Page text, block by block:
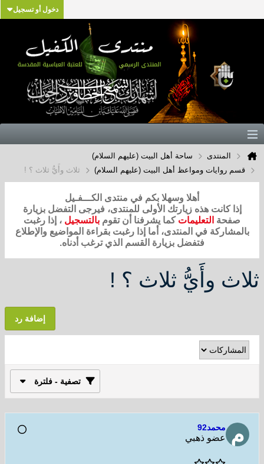
دخول أو تسجيل
المنتدى
ساحة أهل البيت (عليهم السلام)
قسم روايات ومواعظ أهل البيت (عليهم السلام)
ثلاث وأَيُّ ثلاث ؟ !
أهلا وسهلا بكم في منتدى الكـــفـيل
إذا كانت هذه زيارتك الأولى للمنتدى، فيرجى التفضل بزيارة
صفحة التعليمات كما يشرفنا أن تقوم بالتسجيل ، إذا رغبت
بالمشاركة في المنتدى، أما إذا رغبت بقراءة المواضيع والإطلاع
فتفضل بزيارة القسم الذي ترغب أدناه.
ثلاث وأَيُّ ثلاث ؟ !
إضافة رد
تصفية - فلترة
محمد92
عضو ذهبي